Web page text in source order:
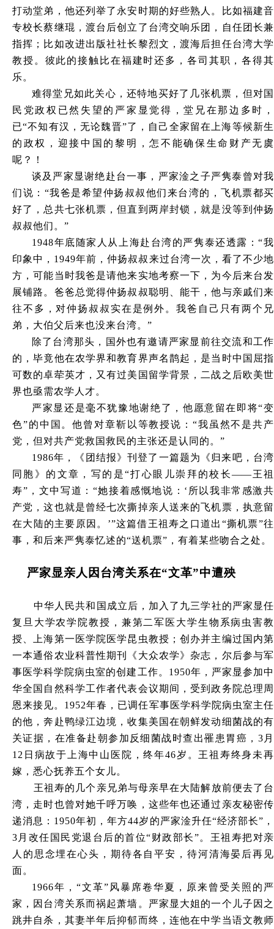
打动堂弟，他还列举了永安时期的好些熟人。比如福建音
专校长蔡继琨，渡台后创立了台湾交响乐团，自任团长兼
指挥；比如改进出版社社长黎烈文，渡海后担任台湾大学
教授。彼此的接触比在福建时还多，各司其职，各得其
乐。
难得堂兄如此关心，还特地买好了几张机票，但对国
民党政权已然失望的严家显觉得，堂兄在那边多时，
已“不知有汉，无论魏晋”了，自己全家留在上海等候新生
的政权，迎接中国的黎明，怎不能确保生命财产无虞
呢？！
谈及严家显谢绝赴台一事，严家淦之子严隽泰曾对我
们说： “我爸是希望仲扬叔叔他们来台湾的，飞机票都买
好了，总共七张机票，但直到两岸封锁，就是没等到仲扬
叔叔他们。”
1948年底随家人从上海赴台湾的严隽泰还透露：“我
印象中，1949年前，仲扬叔叔来过台湾一次，看了不少地
方，可能当时我爸是请他来实地考察一下，为今后来台发
展铺路。爸爸总觉得仲扬叔叔聪明、能干，他与亲戚们来
往不多，对仲扬叔叔实在是例外。我爸自己只有两个兄
弟，大伯父后来也没来台湾。”
除了台湾那头，国外也有邀请严家显前往交流和工作
的，毕竟他在农学界和教育界声名鹊起，是当时中国屈指
可数的卓荦英才，又有过美国留学背景，二战之后欧美世
界也亟需农学人才。
严家显还是毫不犹豫地谢绝了，他愿意留在即将“变
色”的中国。他曾对章靳以等教授说：“我虽然不是共产
党，但对共产党救国救民的主张还是认同的。”
1986年，《团结报》刊登了一篇题为《归来吧，台湾
同胞》的文章，写的是“打心眼儿崇拜的校长——王祖
寿”，文中写道：“她接着感慨地说：‘所以我非常感激共
产党，这也就是曾经七次撕掉亲人送来的飞机票，执意留
在大陆的主要原因。’”这篇借王祖寿之口道出“撕机票”往
事，和后来严隽泰忆述的“送机票”，有着某些吻合之处。
严家显亲人因台湾关系在“文革”中遭殃
中华人民共和国成立后，加入了九三学社的严家显任
复旦大学农学院教授，兼第二军医大学生物系病虫害教
授、上海第一医学院医学昆虫教授；创办并主编过国内第
一本通俗农业科普性期刊《大众农学》杂志，尔后参与军
事医学科学院病虫室的创建工作。 1950年，严家显参加中
华全国自然科学工作者代表会议期间，受到政务院总理周
恩来接见。1952年春，已调任军事医学科学院病虫室主任
的他，奔赴鸭绿江边境，收集美国在朝鲜发动细菌战的有
关证据，在准备赴朝参加反细菌战时查出罹患胃癌，3月
12日病故于上海中山医院，终年46岁。王祖寿终身未再
嫁，悉心抚养五个女儿。
王祖寿的几个亲兄弟与母亲早在大陆解放前便去了台
湾，走时也曾对她千呼万唤，这些年也还通过亲友秘密传
递消息： 1950年初，年方44岁的严家淦升任“经济部长”，
3月改任国民党退台后的首位“财政部长”。王祖寿把对亲
人的思念埋在心头，期待各自平安，待河清海晏后再见
面。
1966年，“文革”风暴席卷华夏，原来曾受关照的严
家，因台湾关系而祸起萧墙。严家显大姐的一个儿子因之
跳井自杀，其妻半年后抑郁而终，连他在中学当语文教师